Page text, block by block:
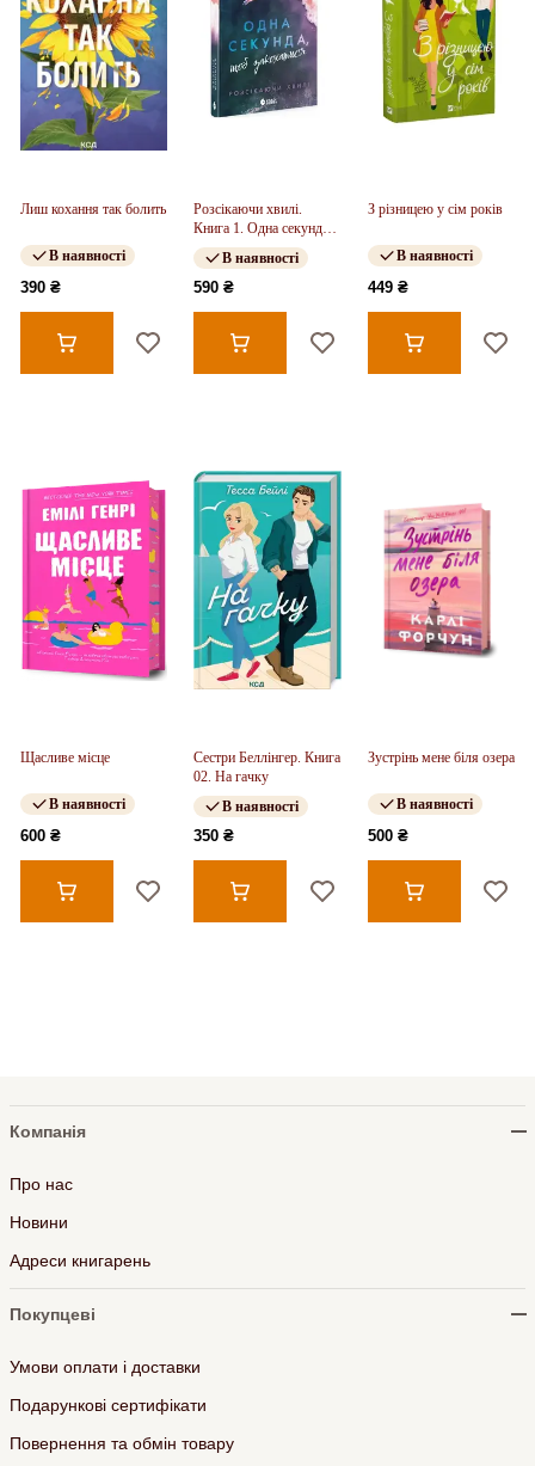
Лиш кохання так болить
В наявності
390 ₴
Розсікаючи хвилі.
Книга 1. Одна секунда,
щоб закохатися (у)
В наявності
590 ₴
З різницею у сім років
В наявності
449 ₴
Щасливе місце
В наявності
600 ₴
Сестри Беллінгер. Книга
02. На гачку
В наявності
350 ₴
Зустрінь мене біля озера
В наявності
500 ₴
Компанія
Про нас
Новини
Адреси книгарень
Покупцеві
Умови оплати і доставки
Подарункові сертифікати
Повернення та обмін товару